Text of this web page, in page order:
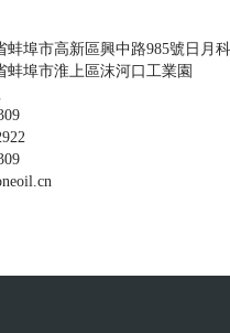
蚌埠市高新區興中路985號日月
蚌埠市淮上區沫河口工業園